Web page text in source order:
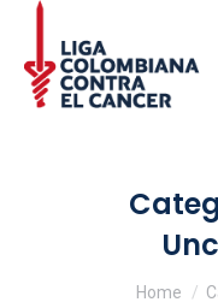
You are
Home